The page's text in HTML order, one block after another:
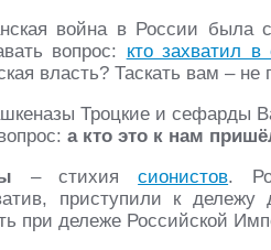
война в России была
вопрос: кто захватил в
власть? Таскать вам – не
Троцкие и сефарды
а кто это к нам
– стихиясионистов.
приступили к
при дележе Российской